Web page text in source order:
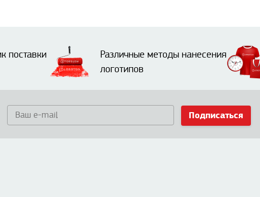
поставки
Различные методы нанесения
логотипов
Подписаться